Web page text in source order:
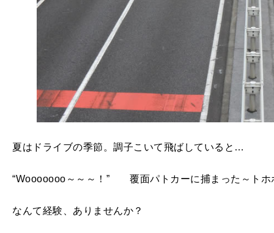
夏はドライブの季節。調子こいて飛ばしていると…
“Wooooooo～～～！” 覆面パトカーに捕まった～トホ
なんて経験、ありませんか？